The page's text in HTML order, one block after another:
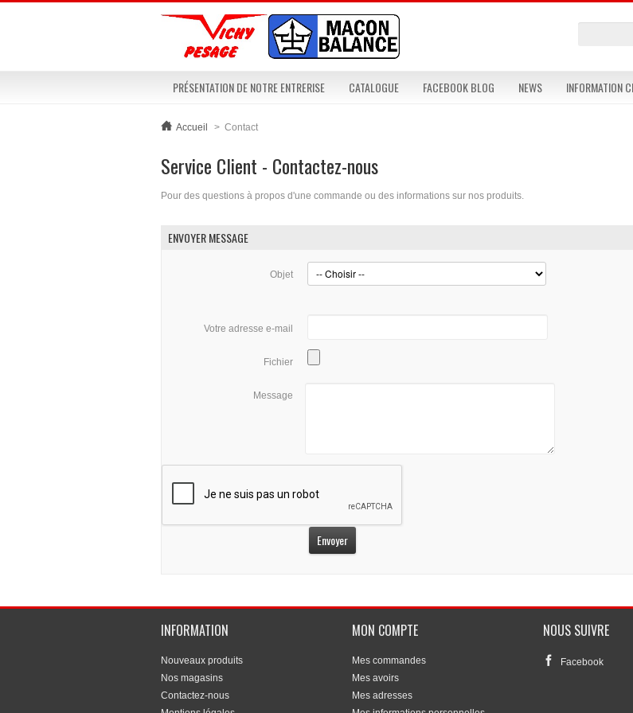
PRÉSENTATION DE NOTRE ENTRERISE CATALOGUE FACEBOOK BLOG NEWS INFORMATION
Accueil > Contact
Service Client - Contactez-nous
Pour des questions à propos d'une commande ou des informations sur nos produits.
ENVOYER MESSAGE
Objet
Votre adresse e-mail
Fichier
Message
INFORMATION
Nouveaux produits
Nos magasins
Contactez-nous
MON COMPTE
Mes commandes
Mes avoirs
Mes adresses
NOUS SUIVRE
Facebook